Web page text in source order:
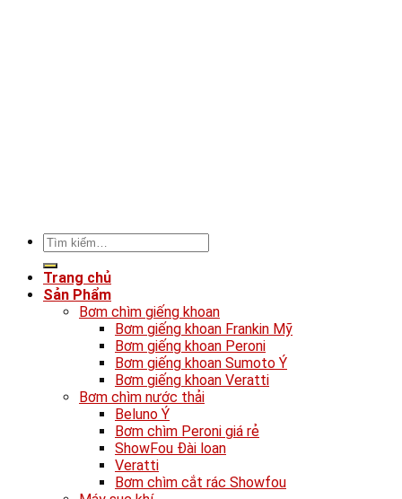
Tìm
Trang chủ
Sản Phẩm
Bơm chìm giếng khoan
Bơm giếng khoan Frankin Mỹ
Bơm giếng khoan Peroni
Bơm giếng khoan Sumoto Ý
Bơm giếng khoan Veratti
Bơm chìm nước thải
Beluno Ý
Bơm chìm Peroni giá rẻ
ShowFou Đài loan
Veratti
Bơm chìm cắt rác Showfou